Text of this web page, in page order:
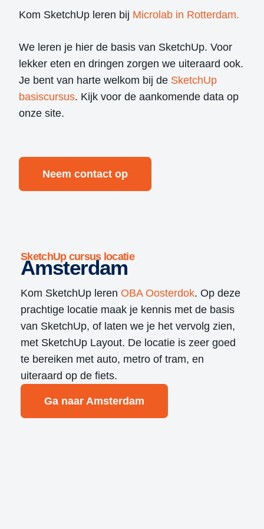
Kom SketchUp leren bij Microlab in Rotterdam.
We leren je hier de basis van SketchUp. Voor
lekker eten en dringen zorgen we uiteraard ook.
Je bent van harte welkom bij de SketchUp
basiscursus. Kijk voor de aankomende data op
onze site.
Neem contact op
SketchUp cursus locatie
Amsterdam
Kom SketchUp leren OBA Oosterdok. Op deze
prachtige locatie maak je kennis met de basis
van SketchUp, of laten we je het vervolg zien,
met SketchUp Layout. De locatie is zeer goed
te bereiken met auto, metro of tram, en
uiteraard op de fiets.
Ga naar Amsterdam